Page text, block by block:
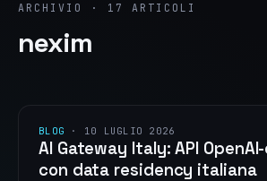
ARCHIVIO · 17 ARTICOLI
nexim
BLOG · 10 LUGLIO 2026
AI Gateway Italy: API
con data residency italiana